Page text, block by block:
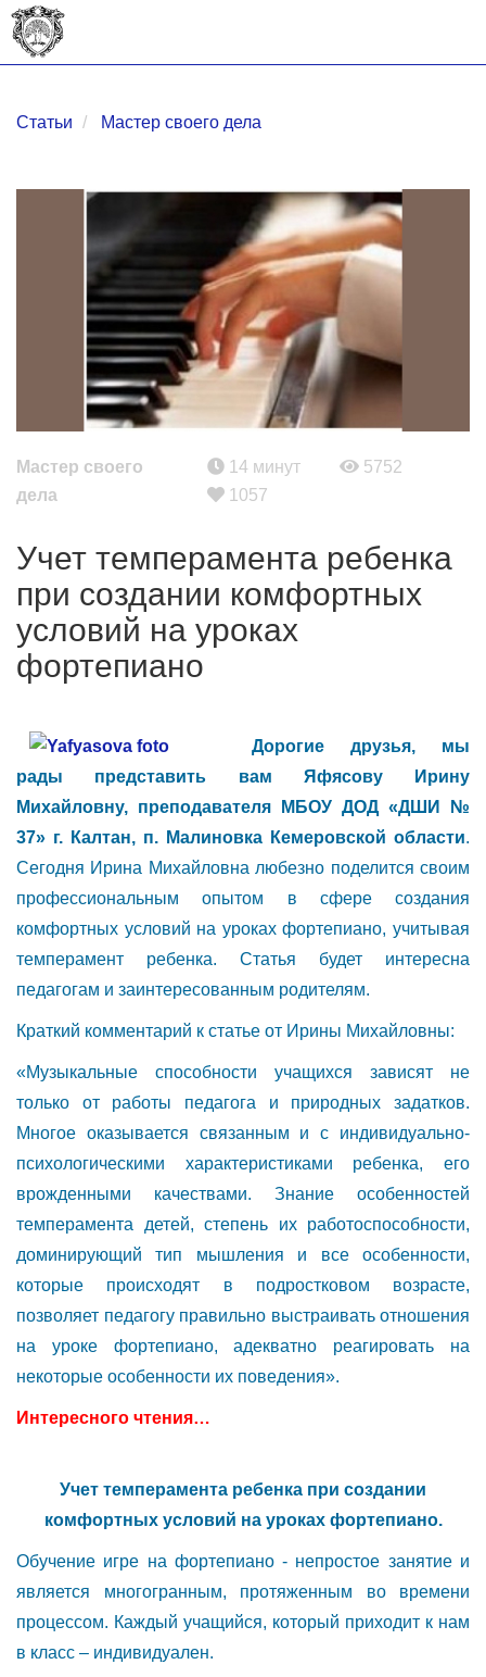
Статьи Мастер своего дела
Мастер своего
дела
14 минут
5752
1057
Учет темперамента ребенка
при создании комфортных
условий на уроках
фортепиано
Дорогие друзья, мы
рады представить вам Яфясову Ирину
Михайловну, преподавателя МБОУ ДОД «ДШИ №
37» г. Калтан, п. Малиновка Кемеровской области.
Сегодня Ирина Михайловна любезно поделится своим
профессиональным опытом в сфере создания
комфортных условий на уроках фортепиано, учитывая
темперамент ребенка. Статья будет интересна
педагогам и заинтересованным родителям.
Краткий комментарий к статье от Ирины Михайловны:
«Музыкальные способности учащихся зависят не
только от работы педагога и природных задатков.
Многое оказывается связанным и с индивидуально-
психологическими характеристиками ребенка, его
врожденными качествами. Знание особенностей
темперамента детей, степень их работоспособности,
доминирующий тип мышления и все особенности,
которые происходят в подростковом возрасте,
позволяет педагогу правильно выстраивать отношения
на уроке фортепиано, адекватно реагировать на
некоторые особенности их поведения».
Интересного чтения…
Учет темперамента ребенка при создании
комфортных условий на уроках фортепиано.
Обучение игре на фортепиано - непростое занятие и
является многогранным, протяженным во времени
процессом. Каждый учащийся, который приходит к нам
в класс – индивидуален.